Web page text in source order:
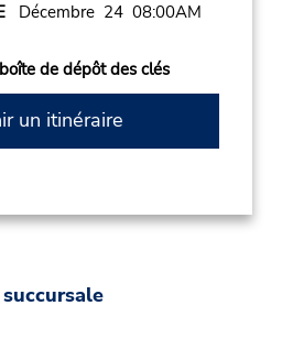
Décembre 24 08:00AM
de dépôt des clés
un itinéraire